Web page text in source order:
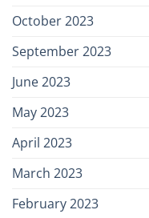
October 2023
September 2023
June 2023
May 2023
April 2023
March 2023
February 2023